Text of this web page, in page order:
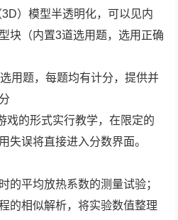
3D）模型半透明化，可以见内
块（内置3道选用题，选用正确
用题，每题均有计分，提供并
戏的形式实行教学，在限定的
失误将直接进入分数界面。
的平均放热系数的测量试验；
的相似解析，将实验数值整理